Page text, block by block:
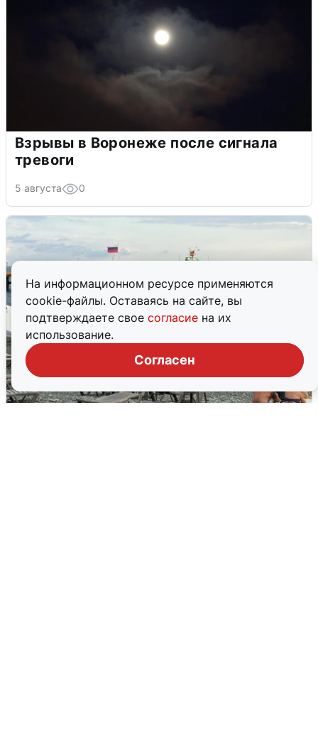
На информационном ресурсе применяются
cookie-файлы. Оставаясь на сайте, вы
подтверждаете свое согласие на их
использование.
Согласен
Взрывы в Воронеже после сигнала
тревоги
5 августа 0